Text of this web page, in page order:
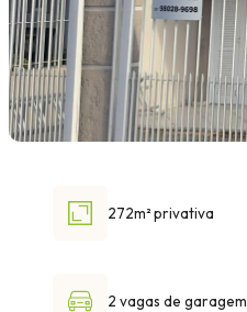
272m² privativa
2 vagas de garagem